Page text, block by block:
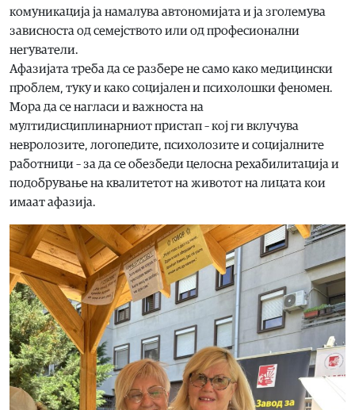
комуникација ја намалува автономијата и ја зголемува
зависноста од семејството или од професионални
негуватели.
Афазијата треба да се разбере не само како медицински
проблем, туку и како социјален и психолошки феномен.
Мора да се нагласи и важноста на
мултидисциплинарниот пристап – кој ги вклучува
невролозите, логопедите, психолозите и социјалните
работници – за да се обезбеди целосна рехабилитација и
подобрување на квалитетот на животот на лицата кои
имаат афазија.